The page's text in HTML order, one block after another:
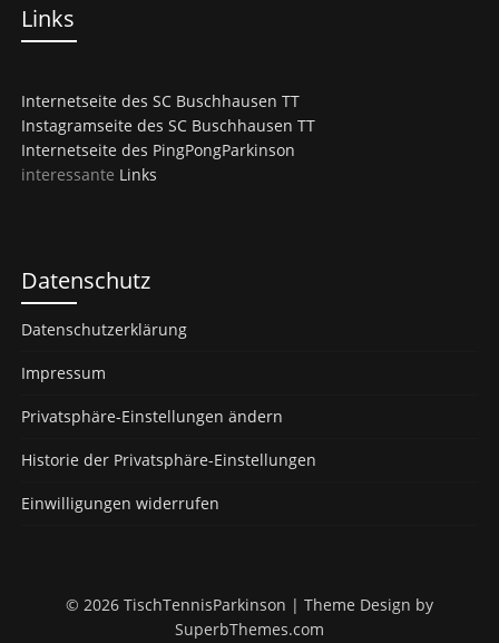
Links
Internetseite des SC Buschhausen TT
Instagramseite des SC Buschhausen TT
Internetseite des PingPongParkinson
interessante Links
Datenschutz
Datenschutzerklärung
Impressum
Privatsphäre-Einstellungen ändern
Historie der Privatsphäre-Einstellungen
Einwilligungen widerrufen
© 2026 TischTennisParkinson | Theme Design by
SuperbThemes.com